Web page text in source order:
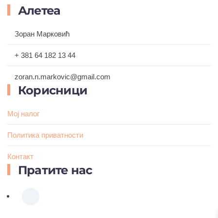
Алетеа
Зоран Марковић
+ 381 64 182 13 44
zoran.n.markovic@gmail.com
Корисници
Мој налог
Политика приватности
Контакт
Пратите нас